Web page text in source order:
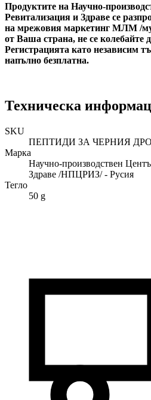
Продуктите на Научно-
Ревитализация и Здраве се
на мрежовия маркетинг МЛМ /
от Ваша страна, не се колебайте
Регистрацията като независим
напълно безплатна.
Техническа
SKU
ПЕПТИДИ ЗА ЧЕРНИЯ
Марка
Научно-производствен
Здраве /НПЦРИЗ/ - Русия
Тегло
50 g